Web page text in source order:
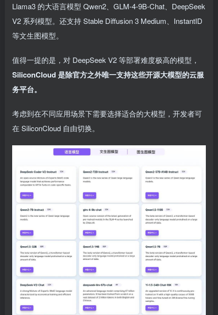
Llama3 的大语言模型 Qwen2、GLM-4-9B-Chat、DeepSeek
V2 系列模型。还支持 Stable Diffusion 3 Medium、InstantID
等文生图模型。
值得一提的是，对 DeepSeek V2 等部署难度极高的模型，
SiliconCloud 是除官方之外唯一支持这些开源大模型的云服
务平台。
考虑到在不同应用场景下需要选择适合的大模型，开发者可
在 SiliconCloud 自由切换。